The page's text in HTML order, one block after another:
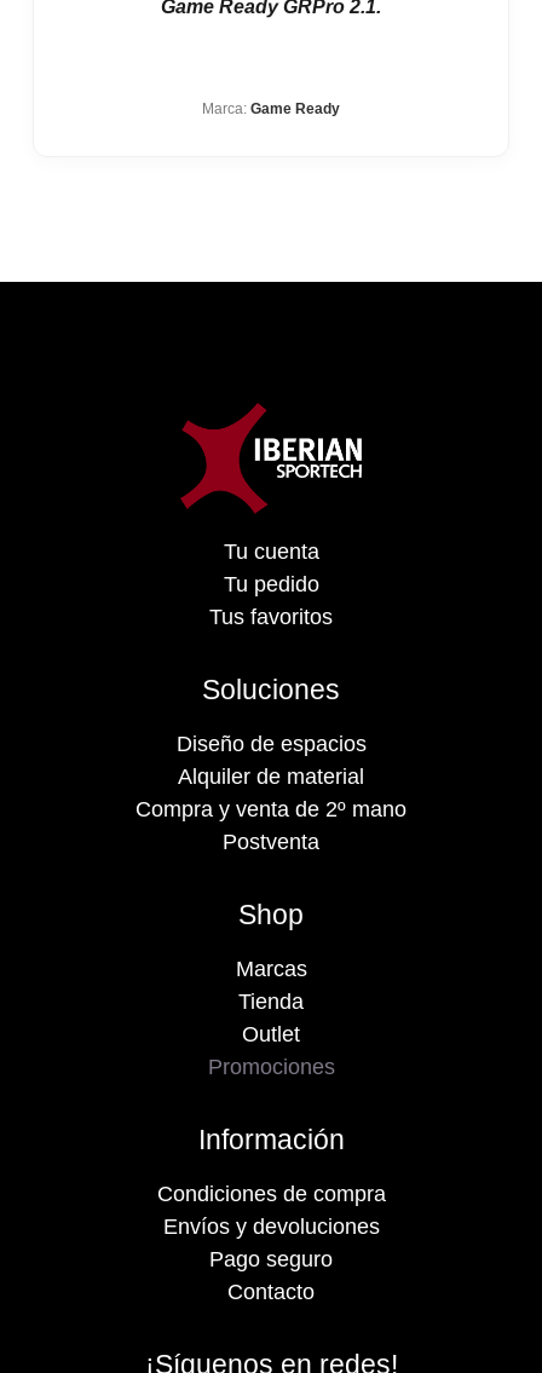
Game Ready GRPro 2.1.
Marca: Game Ready
Tu cuenta
Tu pedido
Tus favoritos
Soluciones
Diseño de espacios
Alquiler de material
Compra y venta de 2º mano
Postventa
Shop
Marcas
Tienda
Outlet
Promociones
Información
Condiciones de compra
Envíos y devoluciones
Pago seguro
Contacto
¡Síguenos en redes!